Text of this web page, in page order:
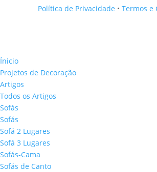
Política de Privacidade •Termos e
Ínicio
Projetos de Decoração
Artigos
Todos os Artigos
Sofás
Sofás
Sofá 2 Lugares
Sofá 3 Lugares
Sofás-Cama
Sofás de Canto